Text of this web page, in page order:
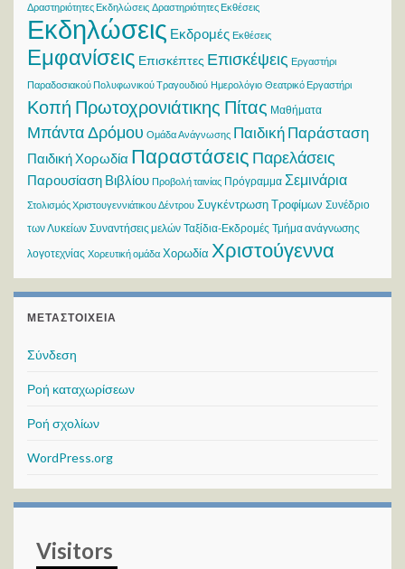
Δραστηριότητες Εκδηλώσεις Δραστηριότητες Εκθέσεις
Εκδηλώσεις Εκδρομές Εκθέσεις
Εμφανίσεις Επισκέπτες Επισκέψεις Εργαστήρι
Παραδοσιακού Πολυφωνικού Τραγουδιού Ημερολόγιο Θεατρικό Εργαστήρι
Κοπή Πρωτοχρονιάτικης Πίτας Μαθήματα
Μπάντα Δρόμου Ομάδα Ανάγνωσης Παιδική Παράσταση
Παιδική Χορωδία Παραστάσεις Παρελάσεις
Παρουσίαση Βιβλίου Προβολή ταινίας Πρόγραμμα Σεμινάρια
Στολισμός Χριστουγεννιάτικου Δέντρου Συγκέντρωση Τροφίμων Συνέδριο
των Λυκείων Συναντήσεις μελών Ταξίδια-Εκδρομές Τμήμα ανάγνωσης
λογοτεχνίας Χορευτική ομάδα Χορωδία Χριστούγεννα
ΜΕΤΑΣΤΟΙΧΕΊΑ
Σύνδεση
Ροή καταχωρίσεων
Ροή σχολίων
WordPress.org
Visitors